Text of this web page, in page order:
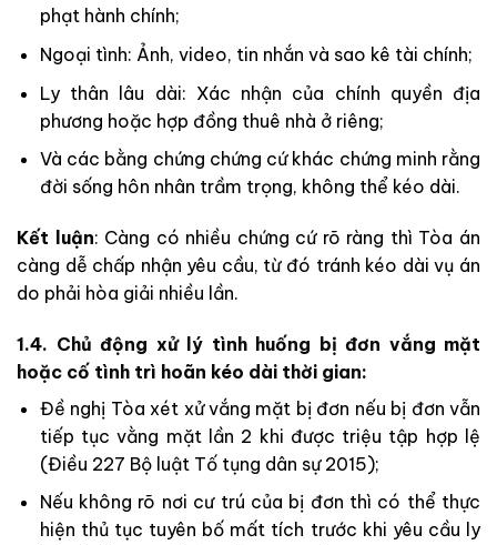
phạt hành chính;
Ngoại tình: Ảnh, video, tin nhắn và sao kê tài chính;
Ly thân lâu dài: Xác nhận của chính quyền địa
phương hoặc hợp đồng thuê nhà ở riêng;
Và các bằng chứng chứng cứ khác chứng minh rằng
đời sống hôn nhân trầm trọng, không thể kéo dài.
Kết luận: Càng có nhiều chứng cứ rõ ràng thì Tòa án
càng dễ chấp nhận yêu cầu, từ đó tránh kéo dài vụ án
do phải hòa giải nhiều lần.
1.4. Chủ động xử lý tình huống bị đơn vắng mặt
hoặc cố tình trì hoãn kéo dài thời gian:
Đề nghị Tòa xét xử vắng mặt bị đơn nếu bị đơn vẫn
tiếp tục vằng mặt lần 2 khi được triệu tập hợp lệ
(Điều 227 Bộ luật Tố tụng dân sự 2015);
Nếu không rõ nơi cư trú của bị đơn thì có thể thực
hiện thủ tục tuyên bố mất tích trước khi yêu cầu ly